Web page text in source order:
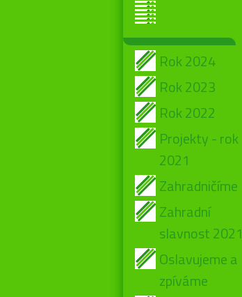
Rok 2024
Rok 2023
Rok 2022
Projekty - rok
2021
Zahradničíme
Zahradní
slavnost 2021
Oslavujeme a
zpíváme